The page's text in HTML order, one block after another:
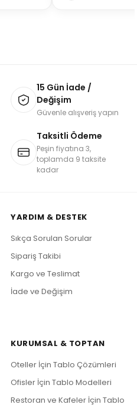
15 Gün İade /
Değişim
Güvenle alışveriş yapın
Taksitli Ödeme
Peşin fiyatına 3,
toplamda 9 taksite
kadar
YARDIM & DESTEK
Sıkça Sorulan Sorular
Sipariş Takibi
Kargo ve Teslimat
İade ve Değişim
KURUMSAL & TOPTAN
Oteller İçin Tablo Çözümleri
Ofisler İçin Tablo Modelleri
Restoran ve Kafeler İçin Tablo